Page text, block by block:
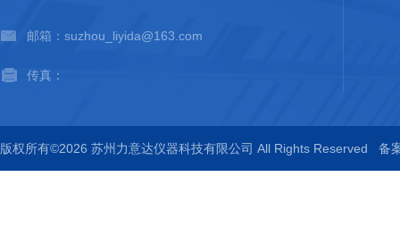
邮箱：suzhou_liyida@163.com
传真：
版权所有©2026 苏州力意达仪器科技有限公司 All Rights Reserved 备